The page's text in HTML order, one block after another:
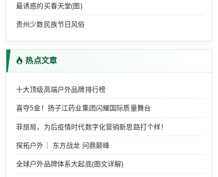
最诱惑的买春天堂(图)
贵州少数民族节日风俗
热点文章
十大顶级高端户外品牌排行榜
喜夺5金！扬子江药业集团闪耀国际质量舞台
菲旅局，为后疫情时代数字化营销新思路打个样！
探拓户外｜ 东方战龙 问鼎巅峰
全球户外品牌体系大起底(图文详解)